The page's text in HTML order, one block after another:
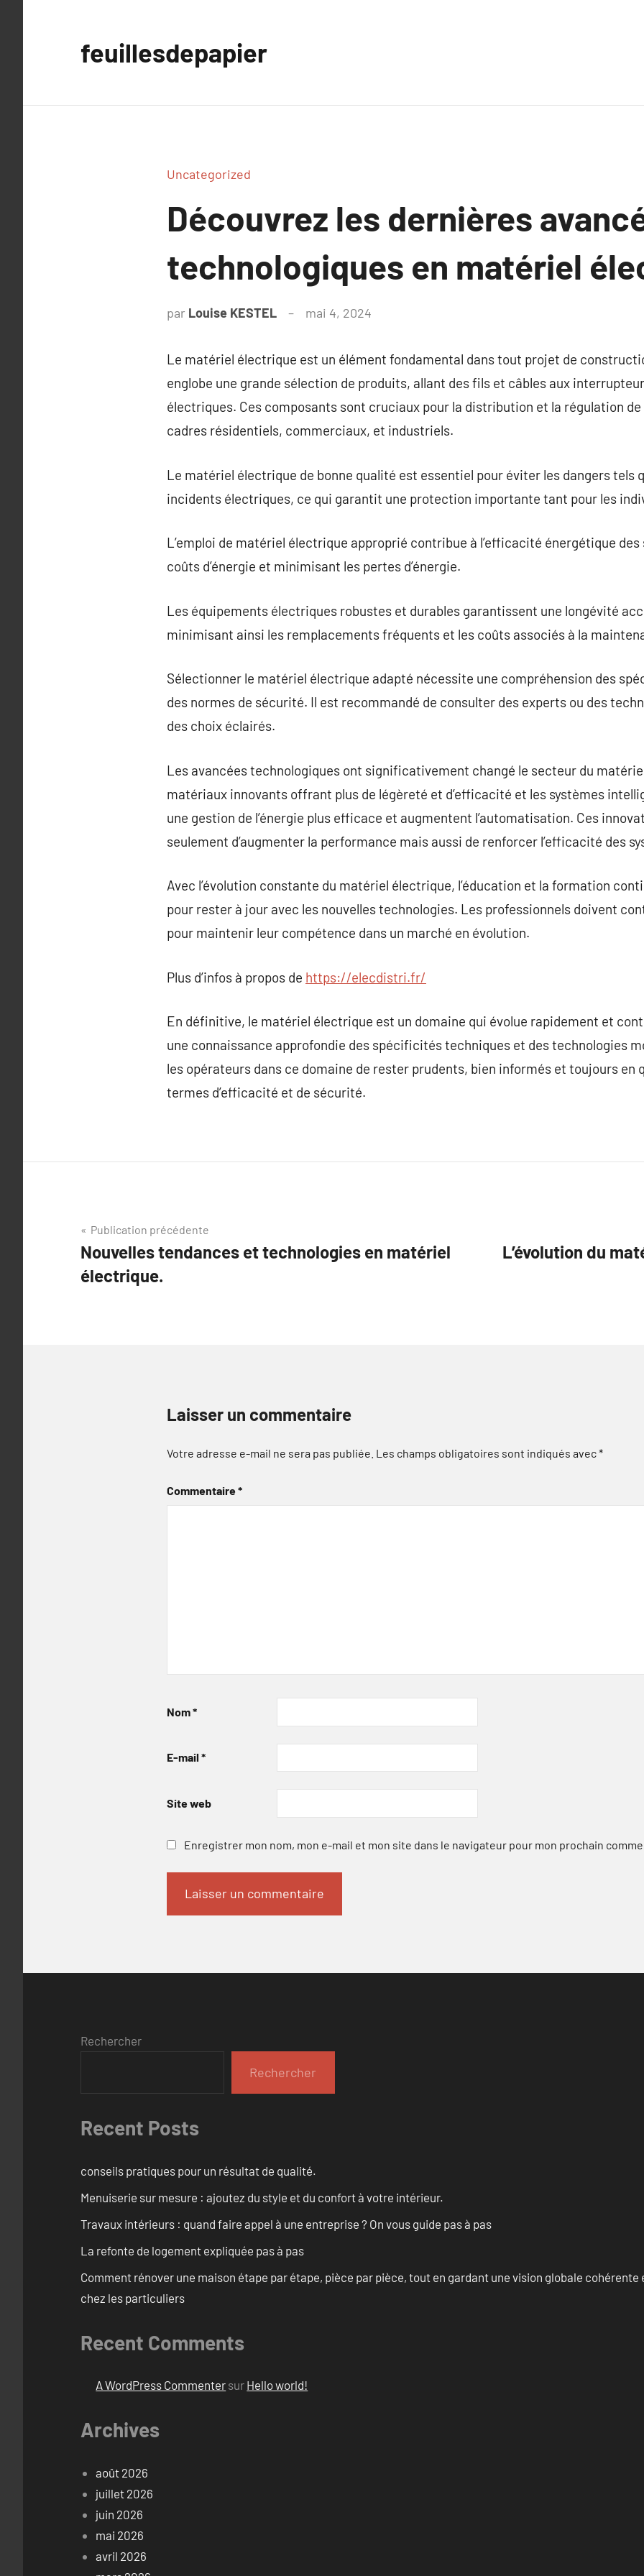
feuillesdepapier
Uncategorized
Découvrez les dernières
technologiques en matériel
par Louise KESTEL mai 4, 2024
Le matériel électrique est un élément fondamental dans tout projet de
englobe une grande sélection de produits, allant des fils et câbles aux
électriques. Ces composants sont cruciaux pour la distribution et la régulation de
cadres résidentiels, commerciaux, et industriels.
Le matériel électrique de bonne qualité est essentiel pour éviter les dangers tels
incidents électriques, ce qui garantit une protection importante tant pour les
L’emploi de matériel électrique approprié contribue à l’efficacité énergétique
coûts d’énergie et minimisant les pertes d’énergie.
Les équipements électriques robustes et durables garantissent une longévité
minimisant ainsi les remplacements fréquents et les coûts associés à la
Sélectionner le matériel électrique adapté nécessite une compréhension des
des normes de sécurité. Il est recommandé de consulter des experts ou des
des choix éclairés.
Les avancées technologiques ont significativement changé le secteur du
matériaux innovants offrant plus de légèreté et d’efficacité et les systèmes
une gestion de l’énergie plus efficace et augmentent l’automatisation. Ces
seulement d’augmenter la performance mais aussi de renforcer l’efficacité des
Avec l’évolution constante du matériel électrique, l’éducation et la formation
pour rester à jour avec les nouvelles technologies. Les professionnels doivent
pour maintenir leur compétence dans un marché en évolution.
Plus d’infos à propos de https://elecdistri.fr/
En définitive, le matériel électrique est un domaine qui évolue rapidement et
une connaissance approfondie des spécificités techniques et des technologies
les opérateurs dans ce domaine de rester prudents, bien informés et toujours en
termes d’efficacité et de sécurité.
Navigation
de
l’article
Publication précédente
Nouvelles tendances et technologies en matériel
électrique.
L’évolution du
Laisser un commentaire
Votre adresse e-mail ne sera pas publiée. Les champs obligatoires sont indiqués avec*
Commentaire*
Nom*
E-mail *
Site web
Enregistrer mon nom, mon e-mail et mon site dans le navigateur pour mon prochain
Rechercher
Rechercher
Recent Posts
conseils pratiques pour un résultat de qualité.
Menuiserie sur mesure : ajoutez du style et du confort à votre intérieur.
Travaux intérieurs : quand faire appel à une entreprise ? On vous guide pas à pas
La refonte de logement expliquée pas à pas
Comment rénover une maison étape par étape, pièce par pièce, tout en gardant une vision globale
chez les particuliers
Recent Comments
A WordPress Commenter sur Hello world!
Archives
août 2026
juillet 2026
juin 2026
mai 2026
avril 2026